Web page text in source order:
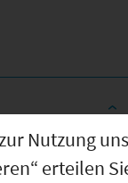
Nutzung
erteilen